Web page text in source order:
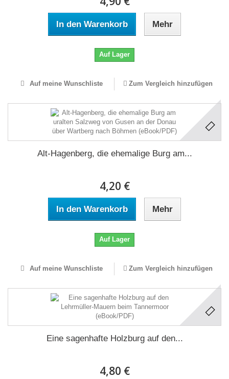
In den Warenkorb Mehr
Auf Lager
Auf meine Wunschliste Zum Vergleich hinzufügen
Alt-Hagenberg, die ehemalige Burg am...
4,20 €
In den Warenkorb Mehr
Auf Lager
Auf meine Wunschliste Zum Vergleich hinzufügen
Eine sagenhafte Holzburg auf den...
4,80 €